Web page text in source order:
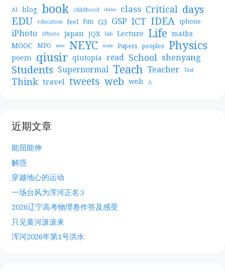
AI blog book childhood china class Critical days
EDU education feel fun G3 GSP ICT IDEA iphone
iPhoto iPhoto japan JQX lab Lecture Life maths
MOOC MPO new NEYC none Papers peoples Physics
poem qiusir qiutopia read School shenyang
Students Supernormal Teach Teacher Test
Think travel tweets web web 人
近期文章
能屈能伸
解惑
穿越地心的运动
一场台风为浑河正名:)
2026辽宁高考物理卷作答及感受
只见黄河滚滚来
浑河2026年第1号洪水